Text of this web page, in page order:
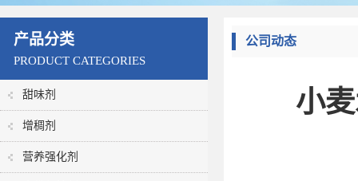
产品分类
PRODUCT CATEGORIES
甜味剂
增稠剂
营养强化剂
公司动态
小